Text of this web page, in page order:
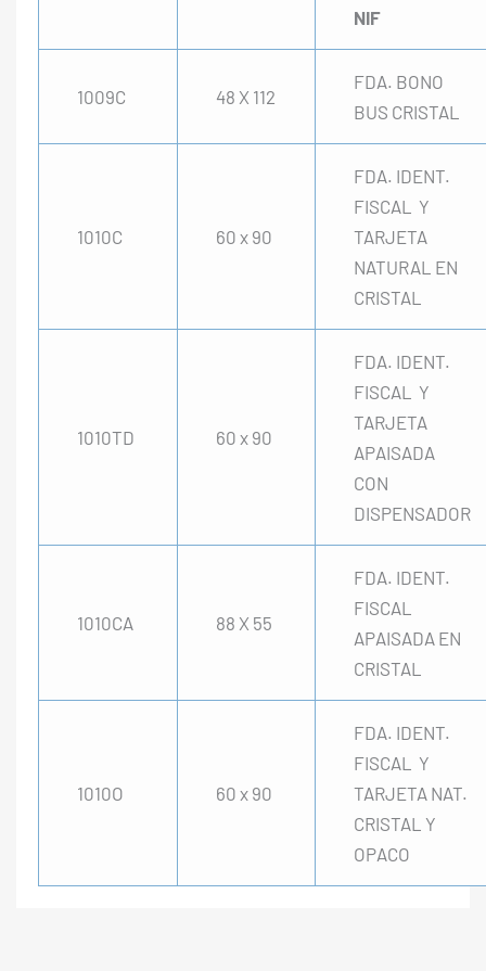
NIF
1009C 48 X 112
FDA. BONO
BUS CRISTAL
1010C 60 x 90
FDA. IDENT.
FISCAL Y
TARJETA
NATURAL EN
CRISTAL
1010TD 60 x 90
FDA. IDENT.
FISCAL Y
TARJETA
APAISADA
CON
DISPENSADOR
1010CA 88 X 55
FDA. IDENT.
FISCAL
APAISADA EN
CRISTAL
1010O 60 x 90
FDA. IDENT.
FISCAL Y
TARJETA NAT.
CRISTAL Y
OPACO